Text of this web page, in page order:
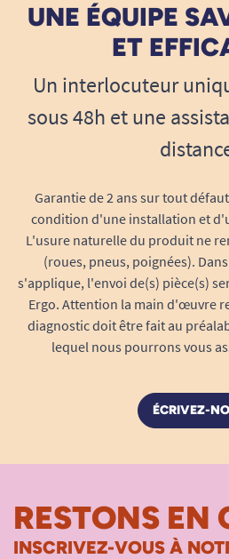
UNE ÉQUIPE
ET
Un interlocuteur
sous 48h et une
Garantie de 2 ans sur tout
condition d'une installation et
L'usure naturelle du produit ne
(roues, pneus, poignées).
s'applique, l'envoi de(s) pièce(s)
Ergo. Attention la main d'œuvre
diagnostic doit être fait au
lequel nous pourrons vous
ÉCRIVEZ-
RESTONS EN
INSCRIVEZ-VOUS À